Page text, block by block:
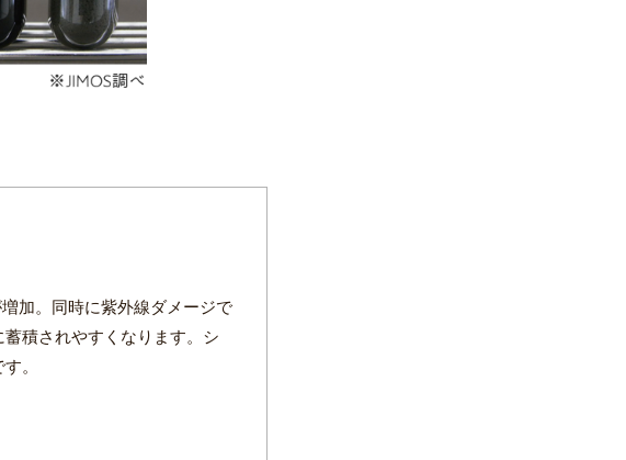
加。同時に紫外線ダメージで
積されやすくなります。シ
。